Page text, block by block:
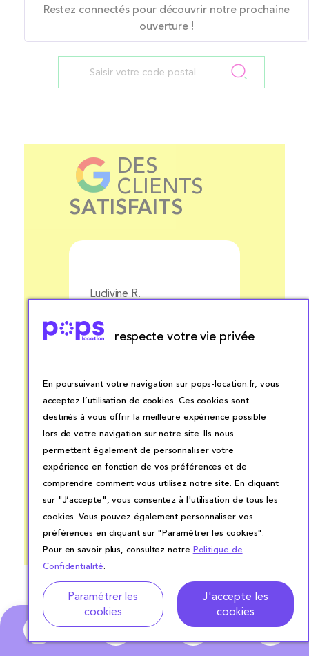
Restez connectés pour découvrir notre prochaine
ouverture !
DES
CLIENTS
SATISFAITS
Ludivine R.
Nous avons fait appel à
redire. Vaisselle
conforme à ce que nous
avons commandé, livreur
à l’heure et aimable, pour
le retour idem. Merci
Pops
Aurélie
louer
Pour aller plusloin
Adresse Dates de location
respecte votre vie privée
En poursuivant votre navigation sur pops-location.fr, vous
acceptez l’utilisation de cookies. Ces cookies sont
destinés à vous offrir la meilleure expérience possible
lors de votre navigation sur notre site. Ils nous
permettent également de personnaliser votre
expérience en fonction de vos préférences et de
comprendre comment vous utilisez notre site. En cliquant
sur "J’accepte", vous consentez à l'utilisation de tous les
cookies. Vous pouvez également personnaliser vos
préférences en cliquant sur "Paramétrer les cookies".
Pour en savoir plus, consultez notrePolitique de
Confidentialité.
Paramétrer les
cookies
J'accepte les
cookies